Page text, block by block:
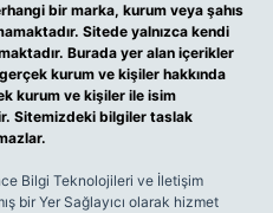
bir marka, kurum veya şahıs
Sitede yalnızca kendi
Burada yer alan içerikler
kurum ve kişiler hakkında
kurum ve kişiler ile isim
Sitemizdeki bilgiler taslak
Bilgi Teknolojileri ve İletişim
bir Yer Sağlayıcı olarak hizmet